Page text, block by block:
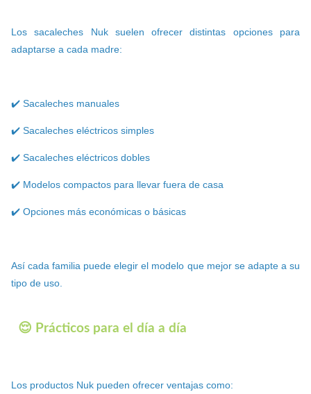
Los sacaleches Nuk suelen ofrecer distintas opciones para
adaptarse a cada madre:
✔️ Sacaleches manuales
✔️ Sacaleches eléctricos simples
✔️ Sacaleches eléctricos dobles
✔️ Modelos compactos para llevar fuera de casa
✔️ Opciones más económicas o básicas
Así cada familia puede elegir el modelo que mejor se adapte a su
tipo de uso.
😌 Prácticos para el día a día
Los productos Nuk pueden ofrecer ventajas como: